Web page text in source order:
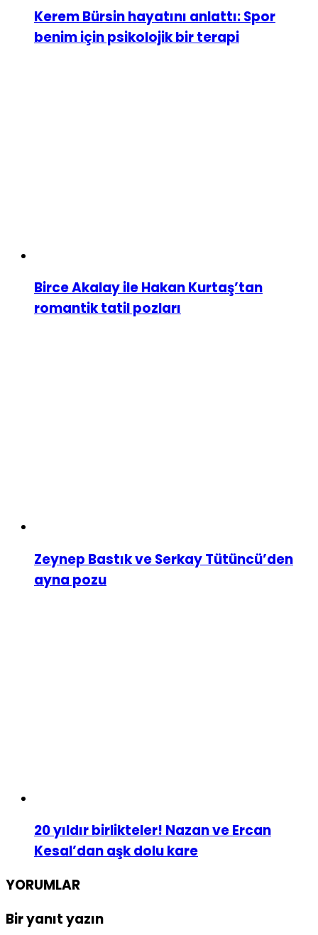
Kerem Bürsin hayatını anlattı: Spor
benim için psikolojik bir terapi
Birce Akalay ile Hakan Kurtaş’tan
romantik tatil pozları
Zeynep Bastık ve Serkay Tütüncü’den
ayna pozu
20 yıldır birlikteler! Nazan ve Ercan
Kesal’dan aşk dolu kare
YORUMLAR
Bir yanıt yazın